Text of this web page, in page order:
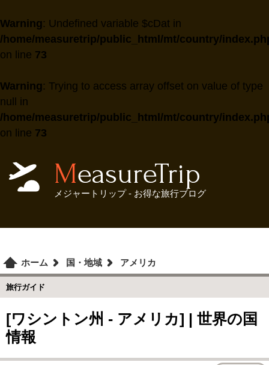
Warning: Undefined variable $cDat in
/home/measuretrip/public_html/mt/country/
on line 73
Warning: Trying to access array offset on value of type
null in
/home/measuretrip/public_html/mt/country/
on line 73
MeasureTrip
メジャートリップ - お得な旅行ブログ
ホーム 国・地域 アメリカ
旅行ガイド
[ワシントン州 - アメリカ] | 世界の国
情報